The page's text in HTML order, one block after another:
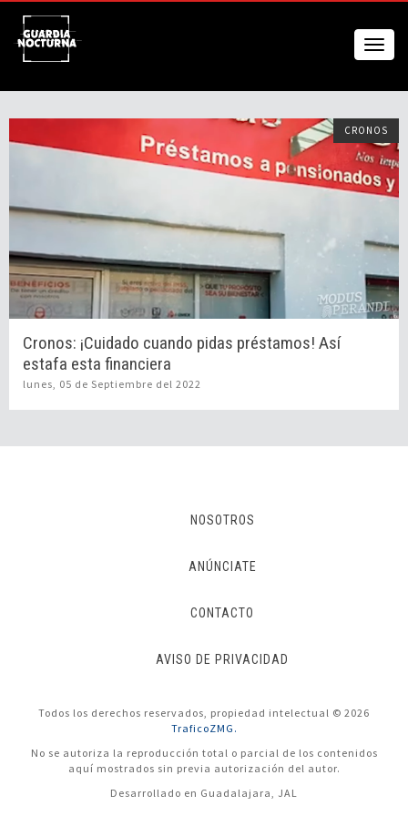
CRONOS
Cronos: ¡Cuidado cuando pidas préstamos! Así
estafa esta financiera
lunes, 05 de Septiembre del 2022
NOSOTROS
ANÚNCIATE
CONTACTO
AVISO DE PRIVACIDAD
Todos los derechos reservados, propiedad intelectual © 2026
TraficoZMG.
No se autoriza la reproducción total o parcial de los contenidos
aquí mostrados sin previa autorización del autor.
Desarrollado en Guadalajara, JAL